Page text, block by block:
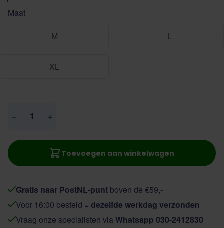
Maat
M L
XL
− +
Toevoegen aan winkelwagen
Gratis naar PostNL-punt boven de €59,-
Voor 16:00 besteld = dezelfde werkdag verzonden
Vraag onze specialisten via Whatsapp 030-2412830